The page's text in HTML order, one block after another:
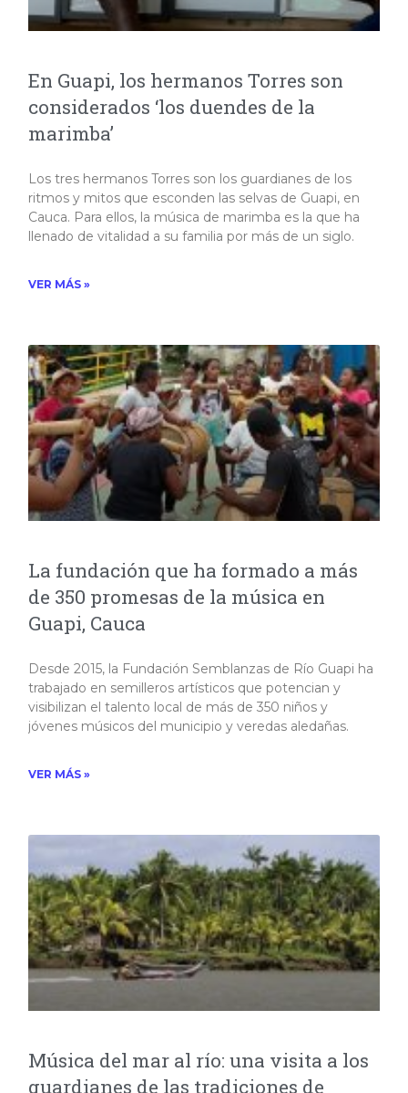
En Guapi, los hermanos Torres son
considerados ‘los duendes de la
marimba’
Los tres hermanos Torres son los guardianes de los
ritmos y mitos que esconden las selvas de Guapi, en
Cauca. Para ellos, la música de marimba es la que ha
llenado de vitalidad a su familia por más de un siglo.​
VER MÁS »
La fundación que ha formado a más
de 350 promesas de la música en
Guapi, Cauca
Desde 2015, la Fundación Semblanzas de Río Guapi ha
trabajado en semilleros artísticos que potencian y
visibilizan el talento local de más de 350 niños y
jóvenes músicos del municipio y veredas aledañas.​
VER MÁS »
Música del mar al río: una visita a los
guardianes de las tradiciones de